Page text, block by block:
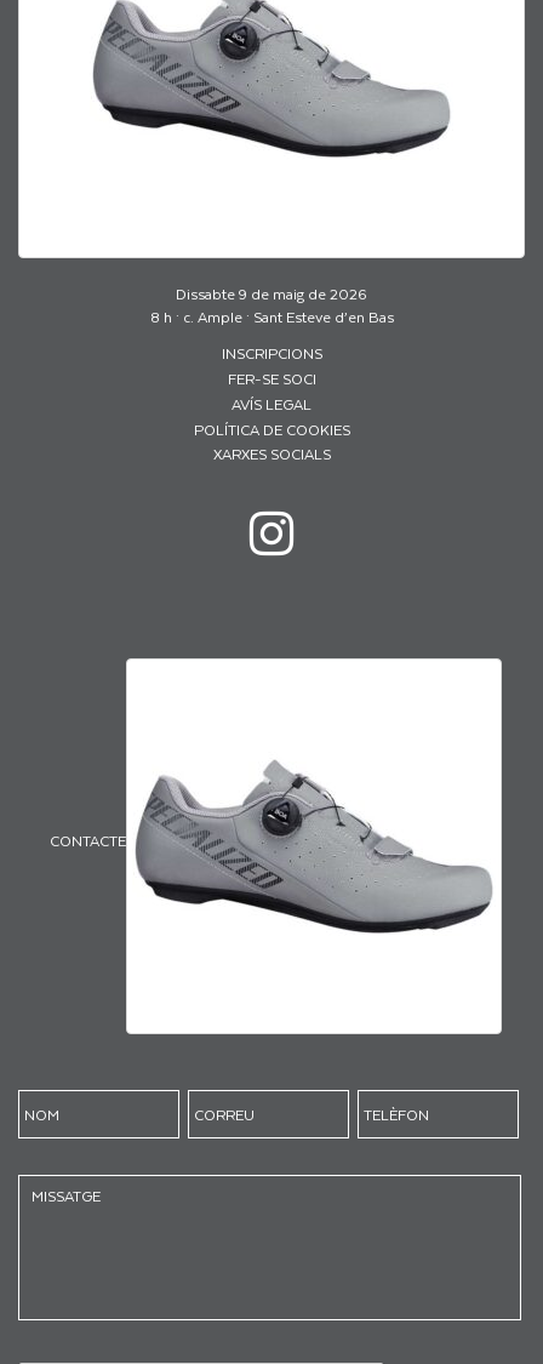
Dissabte 9 de maig de 2026
8 h · c. Ample · Sant Esteve d’en Bas
INSCRIPCIONS
FER-SE SOCI
AVÍS LEGAL
POLÍTICA DE COOKIES
XARXES SOCIALS
CONTACTE